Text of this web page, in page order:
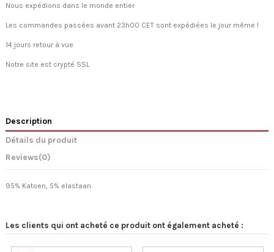
Nous expédions dans le monde entier
Les commandes passées avant 23h00 CET sont expédiées le jour même !
14 jours retour à vue
Notre site est crypté SSL
Description
Détails du produit
Reviews(0)
95% Katoen, 5% elastaan
Les clients qui ont acheté ce produit ont également acheté :